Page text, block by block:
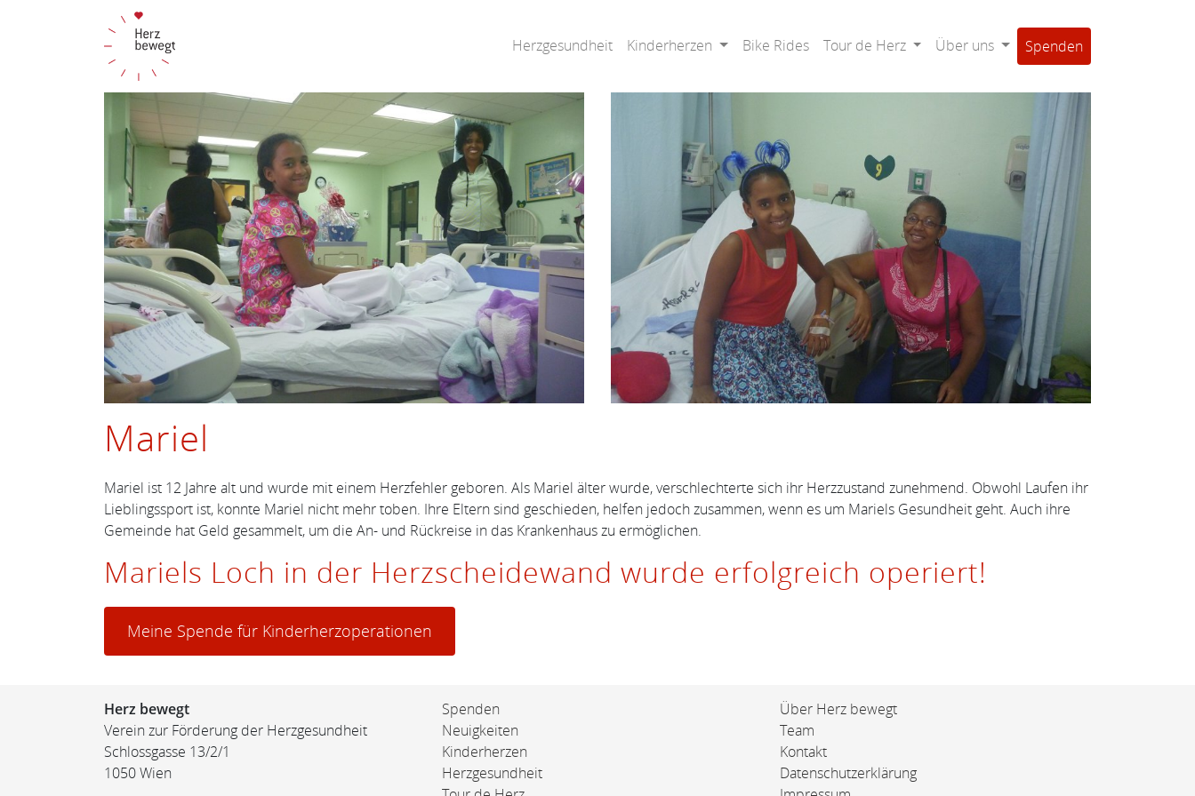
Herzgesundheit Kinderherzen Bike Rides Tour de Herz Über uns Spenden
Mariel
Mariel ist 12 Jahre alt und wurde mit einem Herzfehler geboren. Als Mariel älter wurde, verschlechterte sich ihr Herzzustand zunehmend. Obwohl Laufen ihr
Lieblingssport ist, konnte Mariel nicht mehr toben. Ihre Eltern sind geschieden, helfen jedoch zusammen, wenn es um Mariels Gesundheit geht. Auch ihre
Gemeinde hat Geld gesammelt, um die An- und Rückreise in das Krankenhaus zu ermöglichen.
Mariels Loch in der Herzscheidewand wurde erfolgreich operiert!
Meine Spende für Kinderherzoperationen
Herz bewegt
Verein zur Förderung der Herzgesundheit
Schlossgasse 13/2/1
1050 Wien
Spenden
Neuigkeiten
Kinderherzen
Herzgesundheit
Über Herz bewegt
Team
Kontakt
Datenschutzerklärung